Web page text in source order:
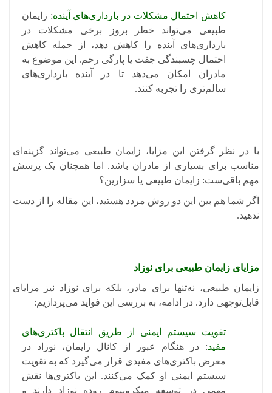
کاهش احتمال مشکلات در بارداری‌های آینده: زایمان
طبیعی می‌تواند خطر بروز برخی مشکلات در
بارداری‌های آینده را کاهش دهد، از جمله کاهش
احتمال چسبندگی جفت یا پارگی رحم. این موضوع به
مادران امکان می‌دهد تا در آینده بارداری‌های
سالم‌تری را تجربه کنند. ​
با در نظر گرفتن این مزایا، زایمان طبیعی می‌تواند گزینه‌ای
مناسب برای بسیاری از مادران باشد. اما همچنان یک پرسش
مهم باقی‌ست: زایمان طبیعی یا سزارین؟
اگر شما هم بین این دو روش مردد هستید، این مقاله را از دست
ندهید.
مزایای زایمان طبیعی برای نوزاد
​زایمان طبیعی، نه‌تنها برای مادر، بلکه برای نوزاد نیز مزایای
قابل‌توجهی دارد. در ادامه، به بررسی این فواید می‌پردازیم:​
تقویت سیستم ایمنی از طریق انتقال باکتری‌های
مفید: در هنگام عبور از کانال زایمان، نوزاد در
معرض باکتری‌های مفیدی قرار می‌گیرد که به تقویت
سیستم ایمنی او کمک می‌کنند. این باکتری‌ها نقش
مهمی در توسعه میکروبیوم روده نوزاد دارند و